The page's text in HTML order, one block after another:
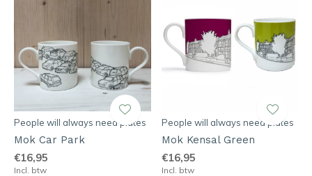
People will always need plates
Mok Car Park
€16,95
Incl. btw
People will always need plates
Mok Kensal Green
€16,95
Incl. btw